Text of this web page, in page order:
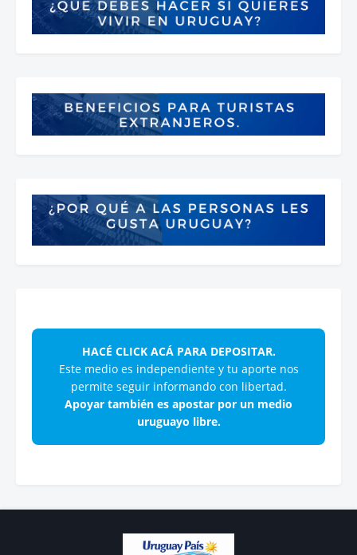
HACÉ CLICK ACÁ PARA DEPOSITAR.
Este medio es independiente y tu aporte nos
permite seguir informando con libertad.
Apoyar también es apostar por un medio
uruguayo libre.